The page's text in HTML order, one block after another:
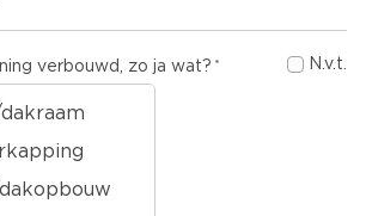
verbouwd, zo ja wat? N.v.t.